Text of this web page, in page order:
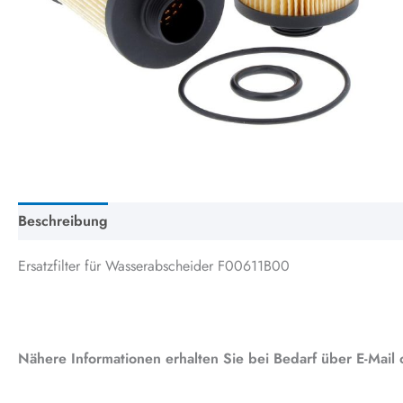
Beschreibung
Ersatzfilter für Wasserabscheider F00611B00
Nähere Informationen erhalten Sie bei Bedarf über E-Mail